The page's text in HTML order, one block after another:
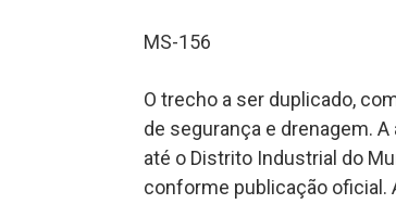
MS-156
O trecho a ser duplicado,
de segurança e drenagem.
até o Distrito Industrial do
conforme publicação oficial.